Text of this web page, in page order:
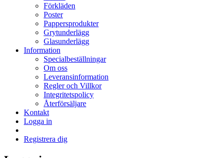
Förkläden
Poster
Pappersprodukter
Grytunderlägg
Glasunderlägg
Information
Specialbeställningar
Om oss
Leveransinformation
Regler och Villkor
Integritetspolicy
Återförsäljare
Kontakt
Logga in
Registrera dig